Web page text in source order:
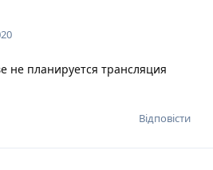
не планируется трансляция
Відповісти